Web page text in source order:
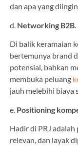
dan apa yang
d. Networking B2B.
Di balik keramaian
bertemunya brand
potensial, bahkan
membuka peluang
jauh melebihi biaya
e. Positioning
Hadir di PRJ
relevan, dan layak